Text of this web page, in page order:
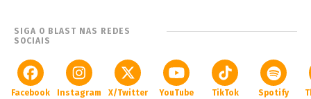
SIGA O BLAST NAS REDES
SOCIAIS
Facebook Instagram X/Twitter YouTube TikTok Spotify